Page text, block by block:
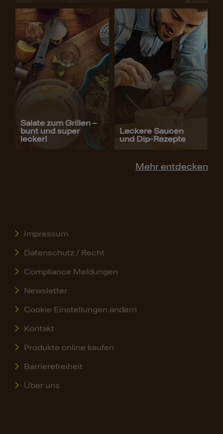
Salate zum Grillen –
bunt und super
lecker!
Leckere Saucen
und Dip-Rezepte
Mehr entdecken
Impressum
Datenschutz / Recht
Compliance Meldungen
Newsletter
Cookie Einstellungen ändern
Kontakt
Produkte online kaufen
Barrierefreiheit
Über uns